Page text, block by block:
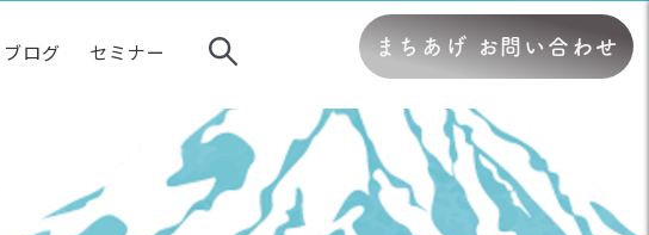
ブログ セミナー まちあげ お問い合わせ